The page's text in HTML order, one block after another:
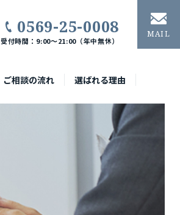
ご相談の流れ 選ばれる理由
0569-25-0008
受付時間：9:00〜21:00（年中無休）
MAIL